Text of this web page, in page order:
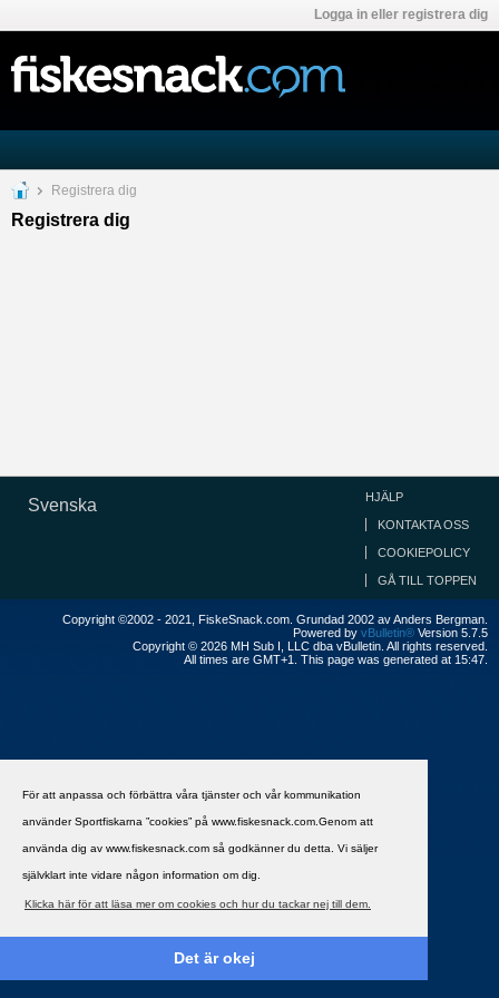
För att anpassa och förbättra våra tjänster och vår kommunikation
använder Sportfiskarna ”cookies” på www.fiskesnack.com.Genom att
använda dig av www.fiskesnack.com så godkänner du detta. Vi säljer
självklart inte vidare någon information om dig.
Klicka här för att läsa mer om cookies och hur du tackar nej till dem.
Det är okej
Logga in eller registrera dig
Registrera dig
Registrera dig
Svenska HJÄLP
KONTAKTA OSS
COOKIEPOLICY
GÅ TILL TOPPEN
Copyright ©2002 - 2021, FiskeSnack.com. Grundad 2002 av Anders Bergman.
Powered by vBulletin® Version 5.7.5
Copyright © 2026 MH Sub I, LLC dba vBulletin. All rights reserved.
All times are GMT+1. This page was generated at 15:47.